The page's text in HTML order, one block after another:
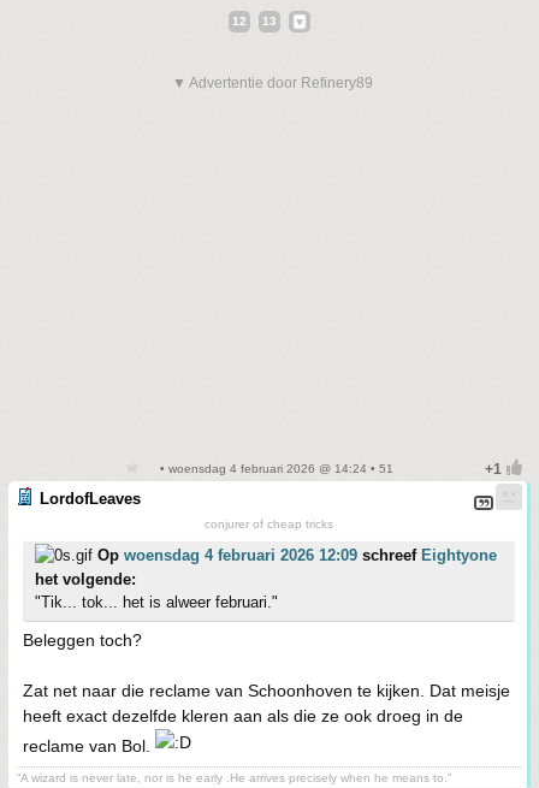
12 13
▼ Advertentie door Refinery89
• woensdag 4 februari 2026 @ 14:24 • 51
LordofLeaves
conjurer of cheap tricks
Op woensdag 4 februari 2026 12:09 schreef Eightyone
het volgende:
"Tik... tok... het is alweer februari."
Beleggen toch?
Zat net naar die reclame van Schoonhoven te kijken. Dat meisje
heeft exact dezelfde kleren aan als die ze ook droeg in de
reclame van Bol.
“A wizard is never late, nor is he early .He arrives precisely when he means to.”